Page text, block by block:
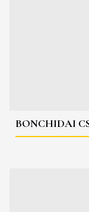
BONCHIDAI